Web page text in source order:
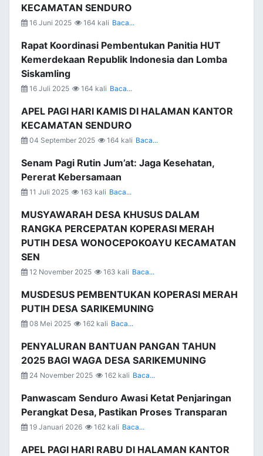
KECAMATAN SENDURO
16 Juni 2025 164 kali Baca...
Rapat Koordinasi Pembentukan Panitia HUT
Kemerdekaan Republik Indonesia dan Lomba
Siskamling
16 Juli 2025 164 kali Baca...
APEL PAGI HARI KAMIS DI HALAMAN KANTOR
KECAMATAN SENDURO
04 September 2025 164 kali Baca...
Senam Pagi Rutin Jum’at: Jaga Kesehatan,
Pererat Kebersamaan
11 Juli 2025 163 kali Baca...
MUSYAWARAH DESA KHUSUS DALAM
RANGKA PERCEPATAN KOPERASI MERAH
PUTIH DESA WONOCEPOKOAYU KECAMATAN
SEN
12 November 2025 163 kali Baca...
MUSDESUS PEMBENTUKAN KOPERASI MERAH
PUTIH DESA SARIKEMUNING
08 Mei 2025 162 kali Baca...
PENYALURAN BANTUAN PANGAN TAHUN
2025 BAGI WAGA DESA SARIKEMUNING
24 November 2025 162 kali Baca...
Panwascam Senduro Awasi Ketat Penjaringan
Perangkat Desa, Pastikan Proses Transparan
19 Januari 2026 162 kali Baca...
APEL PAGI HARI RABU DI HALAMAN KANTOR